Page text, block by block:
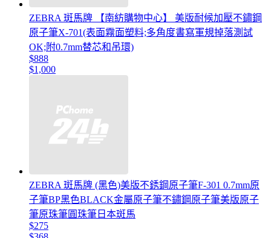
ZEBRA 斑馬牌 【南紡購物中心】 美版耐候加壓不鏽鋼
原子筆X-701(表面霧面塑料;多角度書寫軍規掉落測試
OK;附0.7mm替芯和吊環)
$888
$1,000
ZEBRA 斑馬牌 (黑色)美版不銹鋼原子筆F-301 0.7mm原
子筆BP黑色BLACK金屬原子筆不鏽鋼原子筆美版原子
筆原珠筆圓珠筆日本斑馬
$275